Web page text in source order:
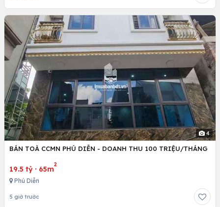
4
BÁN TOÀ CCMN PHÚ DIỄN - DOANH THU 100 TRIỆU/THÁNG
19.5 tỷ · 65m
2
Phú Diễn
5 giờ trước